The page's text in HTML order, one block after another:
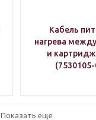
Кабель
нагрева
и
Показать еще